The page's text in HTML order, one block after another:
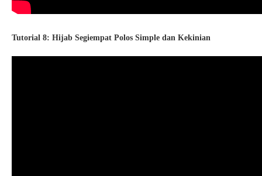
Tutorial 8: Hijab Segiempat Polos Simple dan Kekinian